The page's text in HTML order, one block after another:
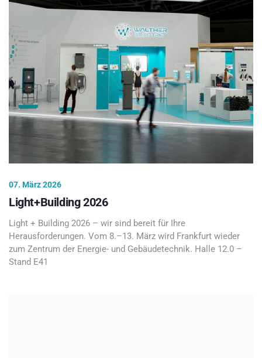
07. März 2026
Light+Building 2026
Light + Building 2026 – wir sind bereit für Ihre
Herausforderungen. Vom 8.–13. März wird Frankfurt wieder
zum Zentrum der Energie- und Gebäudetechnik. Halle 12.0 –
Stand E41